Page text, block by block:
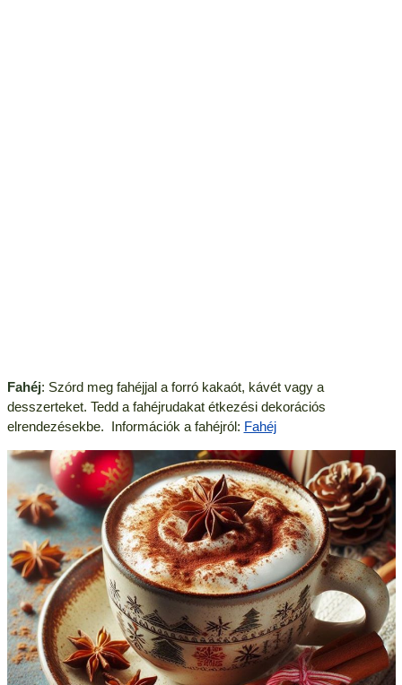
Fahéj: Szórd meg fahéjjal a forró kakaót, kávét vagy a
desszerteket. Tedd a fahéjrudakat étkezési dekorációs
elrendezésekbe. Információk a fahéjról: Fahéj